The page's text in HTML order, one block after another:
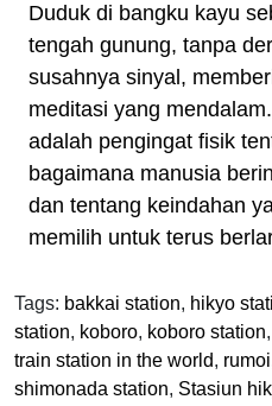
Duduk di bangku kayu
tengah gunung, tanpa
susahnya sinyal,
meditasi yang
adalah pengingat fisik
bagaimana manusia
dan tentang keindahan
memilih untuk terus
Tags: bakkai station, hikyo
station, koboro, koboro station,
train station in the world, rumoi
shimonada station, Stasiun